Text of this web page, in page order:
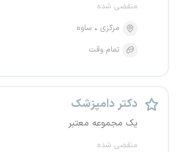
منقضی شده
مرکزی
ساوه
تمام وقت
دکتر دامپزشک
یک مجموعه معتبر
منقضی شده